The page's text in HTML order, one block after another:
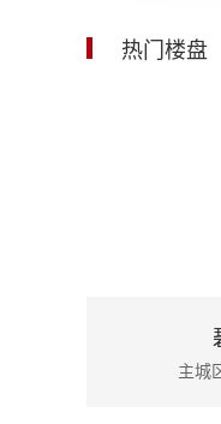
热门楼盘
主城